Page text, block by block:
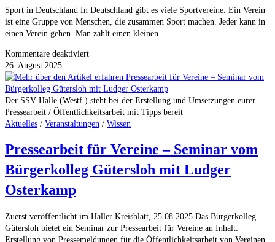
Bewegungspark
Halle
(Westf.)
Sport in Deutschland In Deutschland gibt es viele Sportvereine. Ein Verein
ist eine Gruppe von Menschen, die zusammen Sport machen. Jeder kann in
einen Verein gehen. Man zahlt einen kleinen…
Kommentare deaktiviertfür
ist
deutscher
Sport?
26. August 2025
Der SSV Halle (Westf.) steht bei der Erstellung und Umsetzungen eurer
Pressearbeit / Öffentlichkeitsarbeit mit Tipps bereit
Aktuelles / Veranstaltungen / Wissen
Pressearbeit für Vereine – Seminar vom
Bürgerkolleg Gütersloh mit Ludger
Osterkamp
Zuerst veröffentlicht im Haller Kreisblatt, 25.08.2025 Das Bürgerkolleg
Gütersloh bietet ein Seminar zur Pressearbeit für Vereine an Inhalt:
Erstellung von Pressemeldungen für die Öffentlichkeitsarbeit von Vereinen.